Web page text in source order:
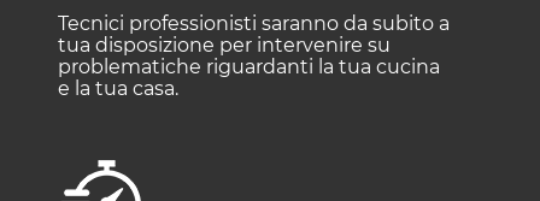
Tecnici professionisti saranno da subito a
tua disposizione per intervenire su
problematiche riguardanti la tua cucina
e la tua casa.